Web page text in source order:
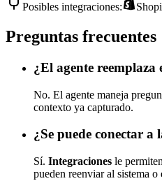
Posibles integraciones:
Preguntas frecuentes
¿El agente reemplaza
No. El agente maneja
contexto ya capturado.
¿Se puede conectar a
Sí. Integraciones le
pueden reenviar al sistema o